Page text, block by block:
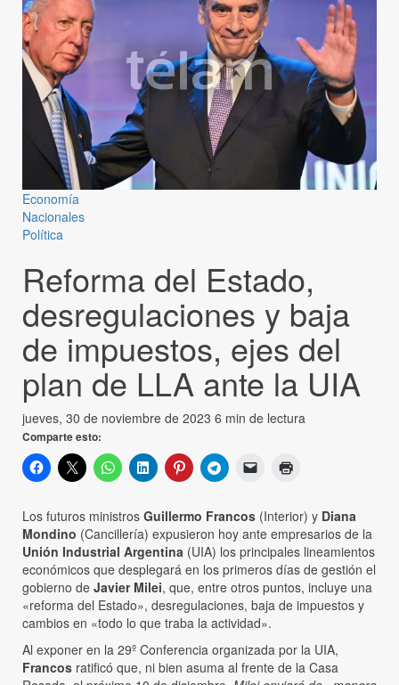
Economía
Nacionales
Política
Reforma del Estado,
desregulaciones y baja
de impuestos, ejes del
plan de LLA ante la UIA
jueves, 30 de noviembre de 2023 6 min de lectura
Comparte esto:
Los futuros ministros Guillermo Francos (Interior) y Diana
Mondino (Cancillería) expusieron hoy ante empresarios de la
Unión Industrial Argentina (UIA) los principales lineamientos
económicos que desplegará en los primeros días de gestión el
gobierno de Javier Milei, que, entre otros puntos, incluye una
«reforma del Estado», desregulaciones, baja de impuestos y
cambios en «todo lo que traba la actividad».
Al exponer en la 29º Conferencia organizada por la UIA,
Francos ratificó que, ni bien asuma al frente de la Casa